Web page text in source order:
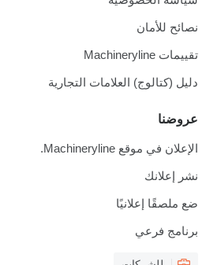
نصائح للأمان
تقييمات Machineryline
دليل (كتالوج) العلامات التجارية
عروضنا
الإعلان في موقع Machineryline.
نشر إعلانك
ضع ملصقًا إعلانيًا
برنامج فرعي